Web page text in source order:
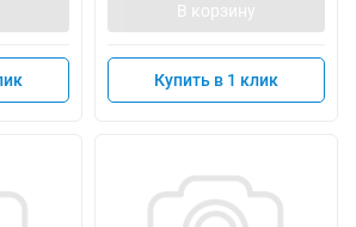
В корзину
Купить в 1 клик